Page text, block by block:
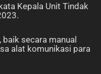
Kepala Unit Tindak
secara manual
alat komunikasi para